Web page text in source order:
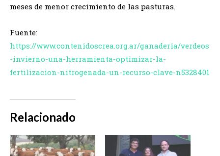
meses de menor crecimiento de las pasturas.
Fuente:
https://www.contenidoscrea.org.ar/ganaderia/verdeos
-invierno-una-herramienta-optimizar-la-
fertilizacion-nitrogenada-un-recurso-clave-n5328401
Relacionado